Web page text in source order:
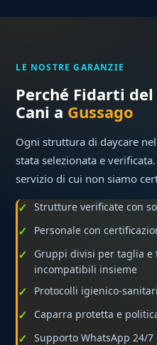
LE NOSTRE GARANZIE
Perché Fidarti
Cani a Gussago
Ogni struttura di daycare
stata selezionata e
servizio di cui non siamo
Strutture verificate con
Personale con
Gruppi divisi per taglia
incompatibili insieme
Protocolli igienico-
Caparra protetta e
Supporto WhatsApp 24/